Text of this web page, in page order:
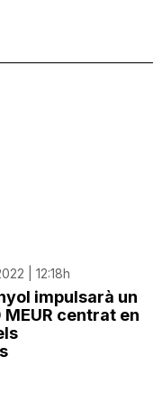
| 12:18h
impulsarà un
MEUR centrat en